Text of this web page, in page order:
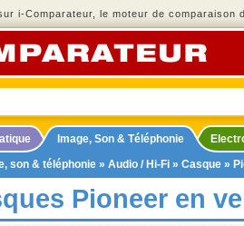
i-Comparateur, le moteur de comparaison
Image, Son & Téléphonie
son & téléphonie » Audio / Hi-Fi » Casque »
Pioneer en